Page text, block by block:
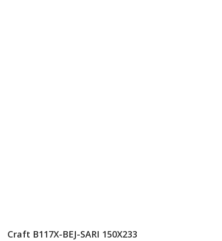
Craft B117X-BEJ-SARI 150X233